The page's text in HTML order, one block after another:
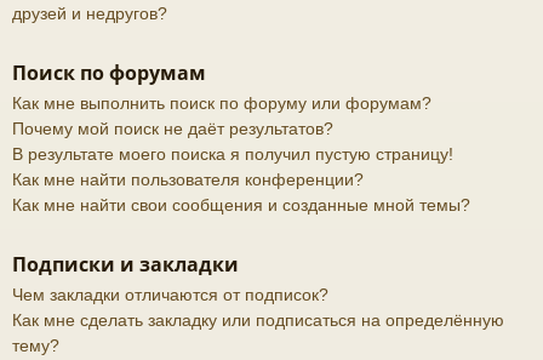
друзей и недругов?
Поиск по форумам
Как мне выполнить поиск по форуму или форумам?
Почему мой поиск не даёт результатов?
В результате моего поиска я получил пустую страницу!
Как мне найти пользователя конференции?
Как мне найти свои сообщения и созданные мной темы?
Подписки и закладки
Чем закладки отличаются от подписок?
Как мне сделать закладку или подписаться на определённую
тему?